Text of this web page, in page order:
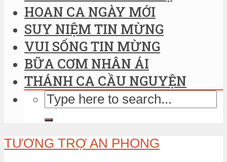
HOAN CA NGÀY MỚI
SUY NIỆM TIN MỪNG
VUI SỐNG TIN MỪNG
BỮA CƠM NHÂN ÁI
THÁNH CA CẦU NGUYỆN
TƯƠNG TRỢ AN PHONG